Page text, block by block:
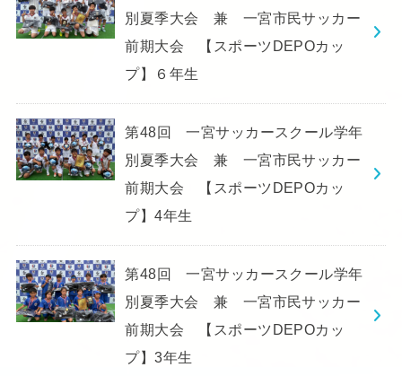
別夏季大会 兼 一宮市民サッカー
前期大会 【スポーツDEPOカッ
プ】６年生
第48回 一宮サッカースクール学年
別夏季大会 兼 一宮市民サッカー
前期大会 【スポーツDEPOカッ
プ】4年生
第48回 一宮サッカースクール学年
別夏季大会 兼 一宮市民サッカー
前期大会 【スポーツDEPOカッ
プ】3年生